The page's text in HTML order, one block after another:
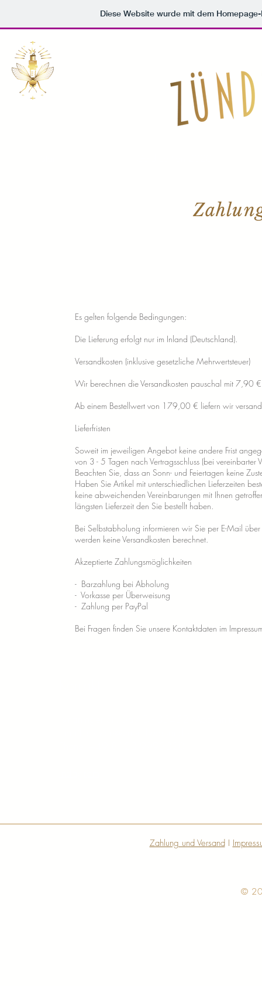
Diese Website wurde mit dem
Es gelten folgende Bedingungen:
Die Lieferung erfolgt nur im Inland (Deutschland).
Versandkosten (inklusive gesetzliche Mehrwertsteuer)
Wir berechnen die Versandkosten pauschal mit 7,90
Ab einem Bestellwert von 179,00 € liefern wir
Lieferfristen
Soweit im jeweiligen Angebot keine andere Frist
von 3 - 5 Tagen nach Vertragsschluss (bei
Beachten Sie, dass an Sonn- und Feiertagen keine
Haben Sie Artikel mit unterschiedlichen Lieferzeiten
keine abweichenden Vereinbarungen mit Ihnen
längsten Lieferzeit den Sie bestellt haben.
Bei Selbstabholung informieren wir Sie per E-Mail
werden keine Versandkosten berechnet.
Akzeptierte Zahlungsmöglichkeiten
- Barzahlung bei Abholung
- Vorkasse per Überweisung
- Zahlung per PayPal
Bei Fragen finden Sie unsere Kontaktdaten im
Zahlung und VersandI
©